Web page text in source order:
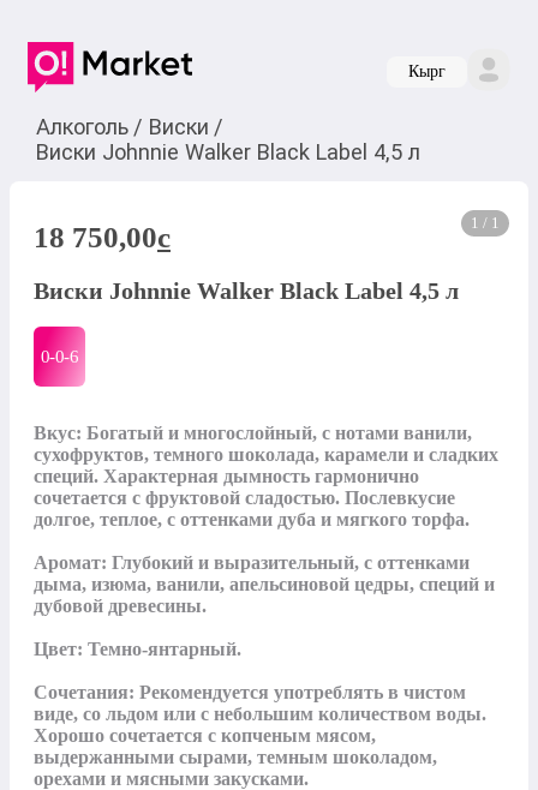
Кырг
Алкоголь / Виски /
Виски Johnnie Walker Black Label 4,5 л
1 / 1
18 750,00c
Виски Johnnie Walker Black Label 4,5 л
0-0-6
Вкус: Богатый и многослойный, с нотами ванили,
сухофруктов, темного шоколада, карамели и сладких
специй. Характерная дымность гармонично
сочетается с фруктовой сладостью. Послевкусие
долгое, теплое, с оттенками дуба и мягкого торфа.
Аромат: Глубокий и выразительный, с оттенками
дыма, изюма, ванили, апельсиновой цедры, специй и
дубовой древесины.
Цвет: Темно-янтарный.
Сочетания: Рекомендуется употреблять в чистом
виде, со льдом или с небольшим количеством воды.
Хорошо сочетается с копченым мясом,
выдержанными сырами, темным шоколадом,
орехами и мясными закусками.